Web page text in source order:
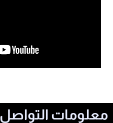
معلومات التواصل